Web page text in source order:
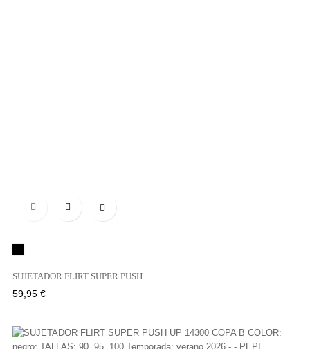

SUJETADOR FLIRT SUPER PUSH...
Precio
59,95 €